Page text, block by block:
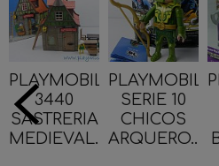
PLAYMOBIL
3440
SASTRERIA
MEDIEVAL...
PLAYMOBIL
SERIE 10
CHICOS
ARQUERO...